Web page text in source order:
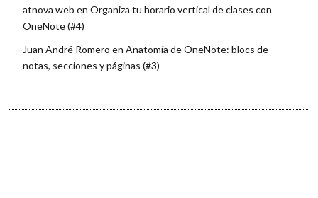
atnova web enOrganiza tu horario vertical de clases con
OneNote (#4)
Juan André Romero enAnatomía de OneNote: blocs de
notas, secciones y páginas (#3)